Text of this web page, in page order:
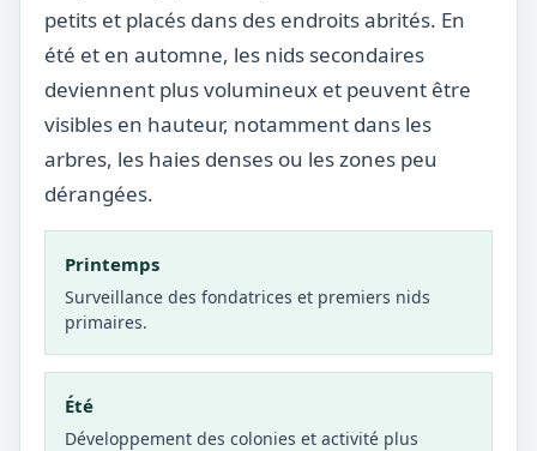
petits et placés dans des endroits abrités. En
été et en automne, les nids secondaires
deviennent plus volumineux et peuvent être
visibles en hauteur, notamment dans les
arbres, les haies denses ou les zones peu
dérangées.
Printemps
Surveillance des fondatrices et premiers nids
primaires.
Été
Développement des colonies et activité plus